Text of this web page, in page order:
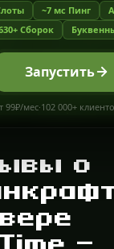
~7 мс Пинг
Сборок
Запустить
99₽/мес·102 000+
о
—